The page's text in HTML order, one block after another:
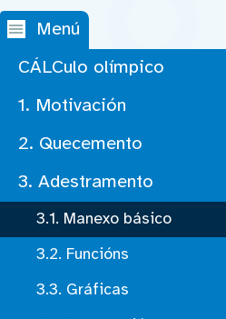
Menú
CÁLCulo olímpico
1. Motivación
2. Quecemento
3. Adestramento
3.1. Manexo básico
3.2. Funcións
3.3. Gráficas